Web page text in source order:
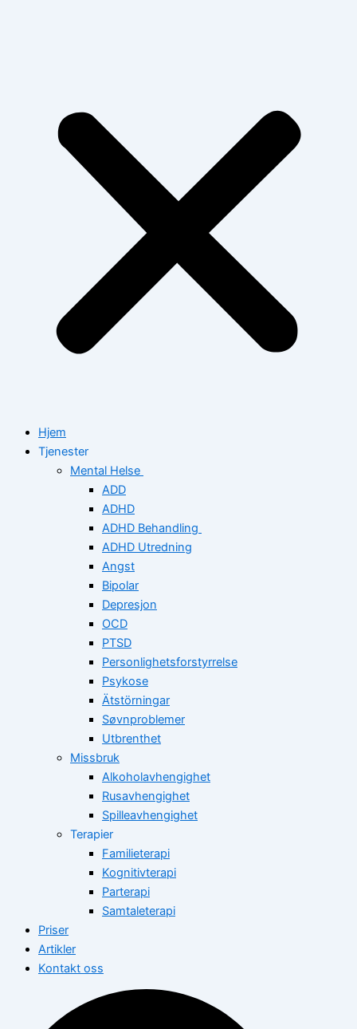
Hjem
Tjenester
Mental Helse
ADD
ADHD
ADHD Behandling
ADHD Utredning
Angst
Bipolar
Depresjon
OCD
PTSD
Personlighetsforstyrrelse
Psykose
Ätstörningar
Søvnproblemer
Utbrenthet
Missbruk
Alkoholavhengighet
Rusavhengighet
Spilleavhengighet
Terapier
Familieterapi
Kognitivterapi
Parterapi
Samtaleterapi
Priser
Artikler
Kontakt oss